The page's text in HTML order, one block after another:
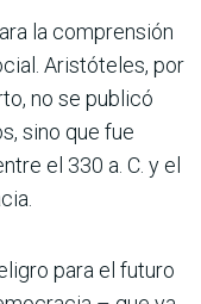
la comprensión
Aristóteles, por
no se publicó
sino que fue
el 330 a. C. y el
para el futuro